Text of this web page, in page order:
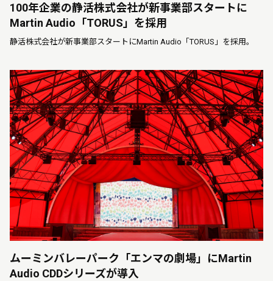
100年企業の静活株式会社が新事業部スタートに
Martin Audio「TORUS」を採用
静活株式会社が新事業部スタートにMartin Audio「TORUS」を採用。
ムーミンバレーパーク「エンマの劇場」にMartin
Audio CDDシリーズが導入